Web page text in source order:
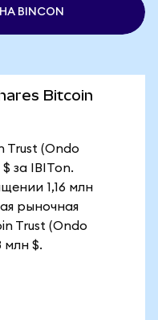
BINCON
Bitcoin
Trust (Ondo
за IBITon.
1,16 млн
рыночная
Trust (Ondo
млн $.